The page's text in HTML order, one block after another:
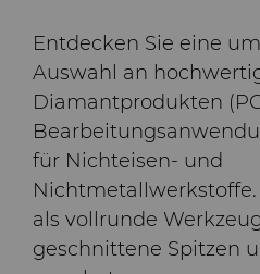
Entdecken Sie eine
Auswahl an
Diamantprodukten
für Nichteisen- und
Nichtmetallwerkstoffe.
als vollrunde
geschnittene Spitzen